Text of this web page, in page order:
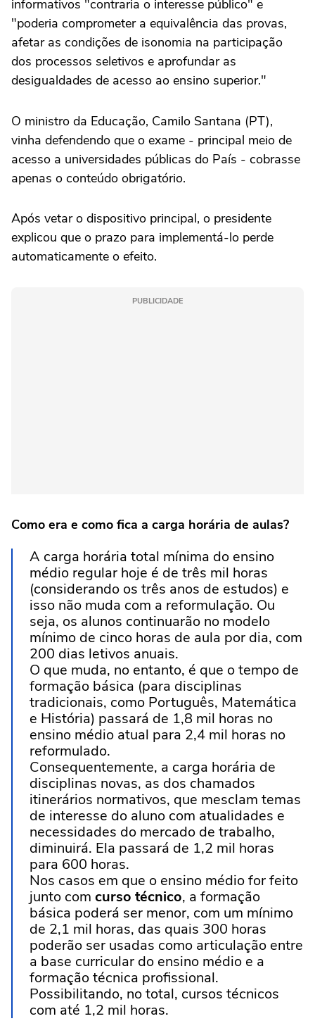
informativos "contraria o interesse público" e
"poderia comprometer a equivalência das provas,
afetar as condições de isonomia na participação
dos processos seletivos e aprofundar as
desigualdades de acesso ao ensino superior."
O ministro da Educação, Camilo Santana (PT),
vinha defendendo que o exame - principal meio de
acesso a universidades públicas do País - cobrasse
apenas o conteúdo obrigatório.
Após vetar o dispositivo principal, o presidente
explicou que o prazo para implementá-lo perde
automaticamente o efeito.
PUBLICIDADE
Como era e como fica a carga horária de aulas?
A carga horária total mínima do ensino
médio regular hoje é de três mil horas
(considerando os três anos de estudos) e
isso não muda com a reformulação. Ou
seja, os alunos continuarão no modelo
mínimo de cinco horas de aula por dia, com
200 dias letivos anuais.
O que muda, no entanto, é que o tempo de
formação básica (para disciplinas
tradicionais, como Português, Matemática
e História) passará de 1,8 mil horas no
ensino médio atual para 2,4 mil horas no
reformulado.
Consequentemente, a carga horária de
disciplinas novas, as dos chamados
itinerários normativos, que mesclam temas
de interesse do aluno com atualidades e
necessidades do mercado de trabalho,
diminuirá. Ela passará de 1,2 mil horas
para 600 horas.
Nos casos em que o ensino médio for feito
junto com curso técnico, a formação
básica poderá ser menor, com um mínimo
de 2,1 mil horas, das quais 300 horas
poderão ser usadas como articulação entre
a base curricular do ensino médio e a
formação técnica profissional.
Possibilitando, no total, cursos técnicos
com até 1,2 mil horas.